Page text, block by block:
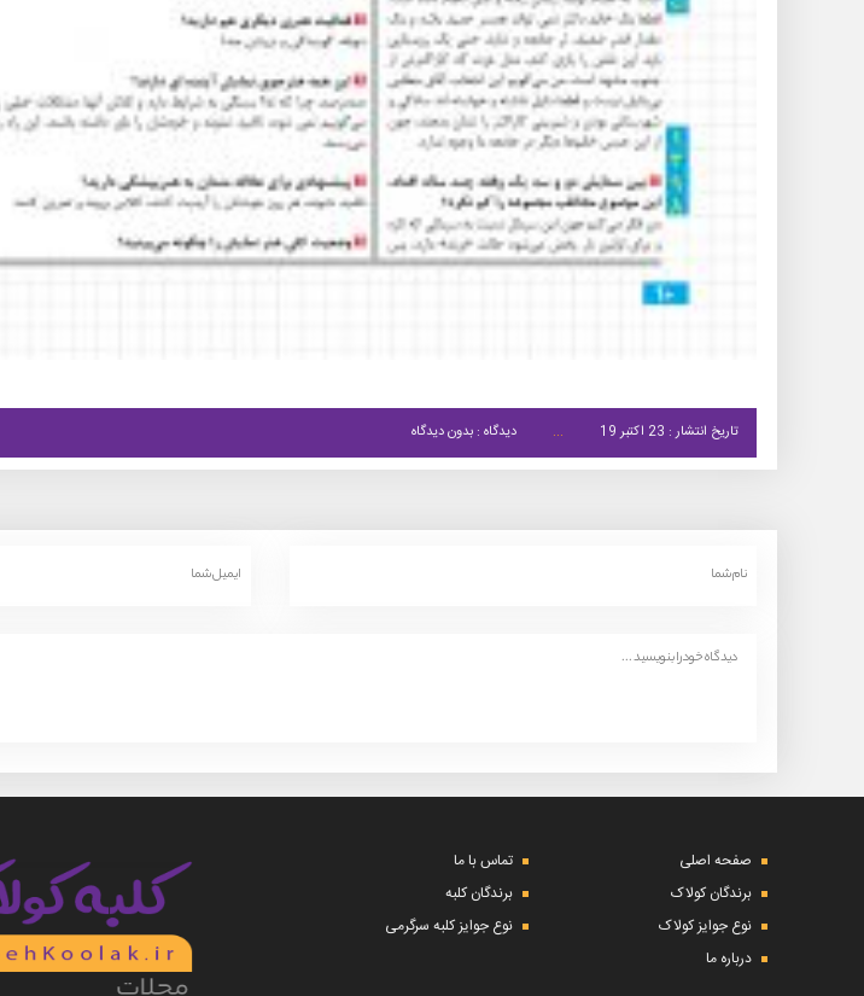
تاریخ انتشار : 23 اکتبر 19 دیدگاه : بدون دیدگاه
صفحه اصلی
تماس با ما
برندگان کولاک
برندگان کلبه
نوع جوایز کولاک
نوع جوایز کلبه سرگرمی
درباره ما